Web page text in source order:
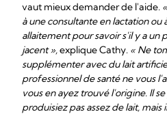
vaut mieux demander de l'aide.
à une consultante en lactation ou
allaitement pour savoir s'il y a un
jacent »,explique Cathy. « Ne
supplémenter avec du lait
professionnel de santé ne vous
vous en ayez trouvé l'origine. Il
produisiez pas assez de lait,